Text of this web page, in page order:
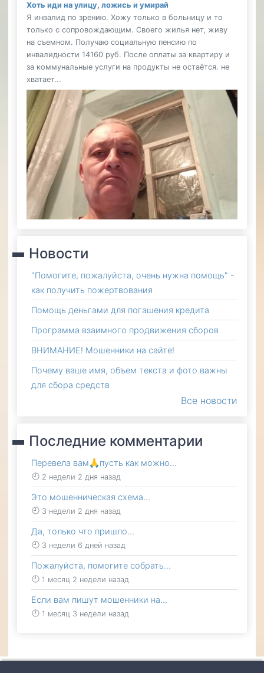
Хоть иди на улицу, ложись и умирай
Я инвалид по зрению. Хожу только в больницу и то
только с сопровождающим. Своего жилья нет, живу
на съемном. Получаю социальную пенсию по
инвалидности 14160 руб. После оплаты за квартиру и
за коммунальные услуги на продукты не остаётся. не
хватает...
Новости
"Помогите, пожалуйста, очень нужна помощь" -
как получить пожертвования
Помощь деньгами для погашения кредита
Программа взаимного продвижения сборов
ВНИМАНИЕ! Мошенники на сайте!
Почему ваше имя, объем текста и фото важны
для сбора средств
Все новости
Последние комментарии
Перевела вам🙏пусть как можно…
2 недели 2 дня назад
Это мошенническая схема…
3 недели 2 дня назад
Да, только что пришло…
3 недели 6 дней назад
Пожалуйста, помогите собрать…
1 месяц 2 недели назад
Если вам пишут мошенники на…
1 месяц 3 недели назад